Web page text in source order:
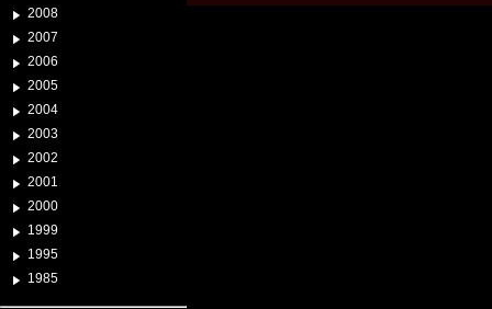
2008
2007
2006
2005
2004
2003
2002
2001
2000
1999
1995
1985